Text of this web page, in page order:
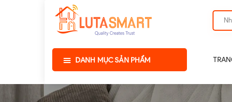
DANH MỤC SẢN PHẨM